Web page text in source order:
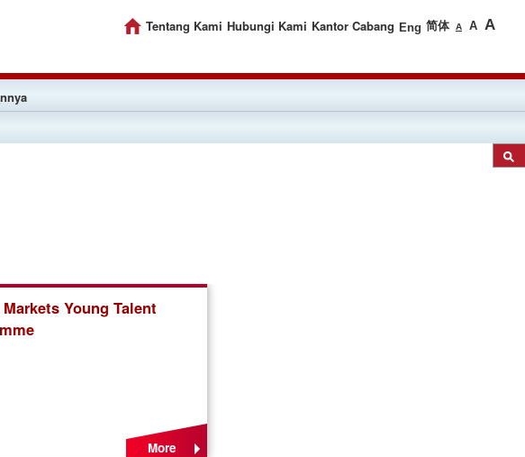
Tentang Kami Hubungi Kami Kantor Cabang Eng 简体 A A A
More
Young Talent